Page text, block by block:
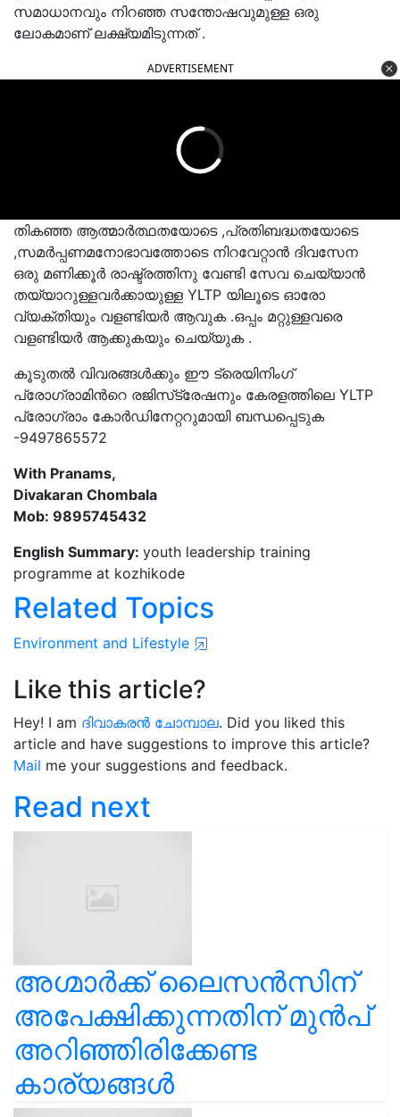
സമാധാനവും നിറഞ്ഞ സന്തോഷവുമുള്ള ഒരു
ലോകമാണ് ലക്ഷ്യമിടുന്നത് .
ADVERTISEMENT
തികഞ്ഞ ആത്മാർത്ഥതയോടെ ,പ്രതിബദ്ധതയോടെ
,സമർപ്പണമനോഭാവത്തോടെ നിറവേറ്റാൻ ദിവസേന
ഒരു മണിക്കൂർ രാഷ്ട്രത്തിനു വേണ്ടി സേവ ചെയ്യാൻ
തയ്യാറുള്ളവർക്കായുള്ള YLTP യിലൂടെ ഓരോ
വ്യക്തിയും വളണ്ടിയർ ആവുക .ഒപ്പം മറ്റുള്ളവരെ
വളണ്ടിയർ ആക്കുകയും ചെയ്യുക .
കൂടുതൽ വിവരങ്ങൾക്കും ഈ ട്രെയിനിംഗ്
പ്രോഗ്രാമിൻറെ രജിസ്‌ട്രേഷനും കേരളത്തിലെ YLTP
പ്രോഗ്രാം കോർഡിനേറ്ററുമായി ബന്ധപ്പെടുക
-9497865572
With Pranams,
Divakaran Chombala
Mob: 9895745432
English Summary: youth leadership training
programme at kozhikode
Related Topics
Environment and Lifestyle
Like this article?
Hey! I am ദിവാകരൻ ചോമ്പാല. Did you liked this
article and have suggestions to improve this article?
Mail me your suggestions and feedback.
Read next
അഗ്മാർക്ക് ലൈസൻസിന്
അപേക്ഷിക്കുന്നതിന് മുൻപ്
അറിഞ്ഞിരിക്കേണ്ട
കാര്യങ്ങൾ